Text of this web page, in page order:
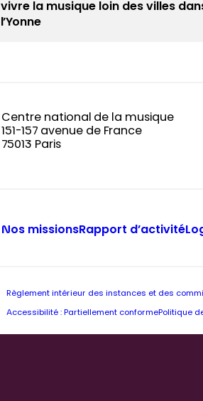
vivre la musique loin des villes
l’Yonne
Centre national de la musique
151-157 avenue de France
75013 Paris
Nos missionsRapport d’activité
Règlement intérieur des instances et des
Accessibilité : Partiellement conformePolitique